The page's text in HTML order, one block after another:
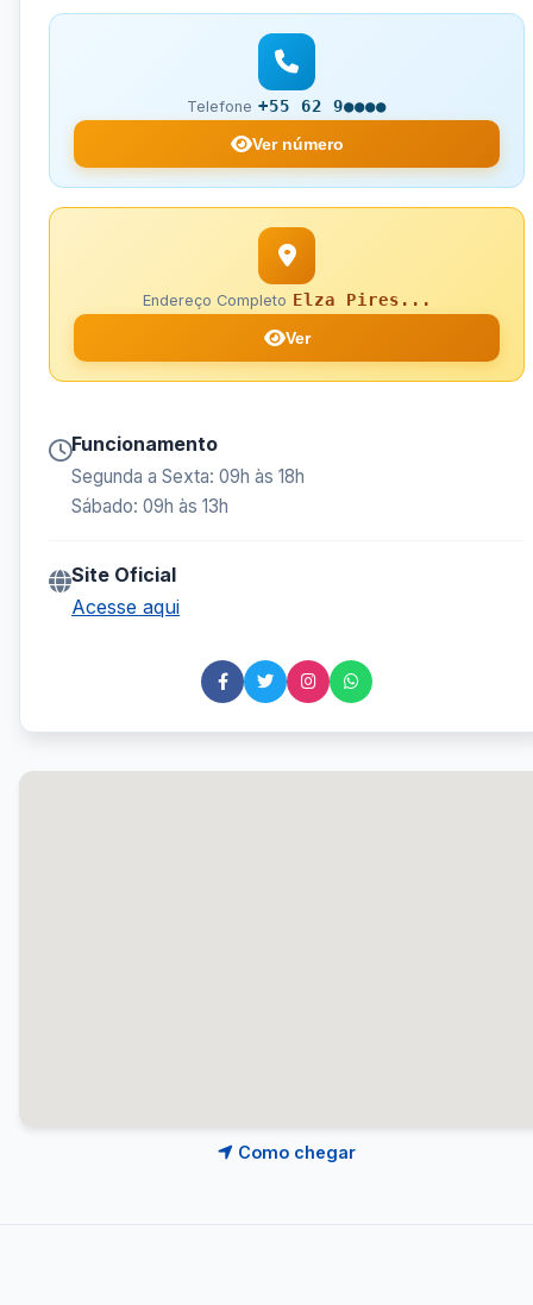
Telefone +55 62 9●●●●
Ver número
Endereço Completo Elza Pires...
Ver
Funcionamento
Segunda a Sexta: 09h às 18h
Sábado: 09h às 13h
Site Oficial
Acesse aqui
Como chegar